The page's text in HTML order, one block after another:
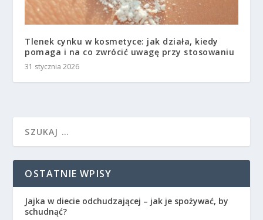
Tlenek cynku w kosmetyce: jak działa, kiedy
pomaga i na co zwrócić uwagę przy stosowaniu
31 stycznia 2026
OSTATNIE WPISY
Jajka w diecie odchudzającej – jak je spożywać, by
schudnąć?